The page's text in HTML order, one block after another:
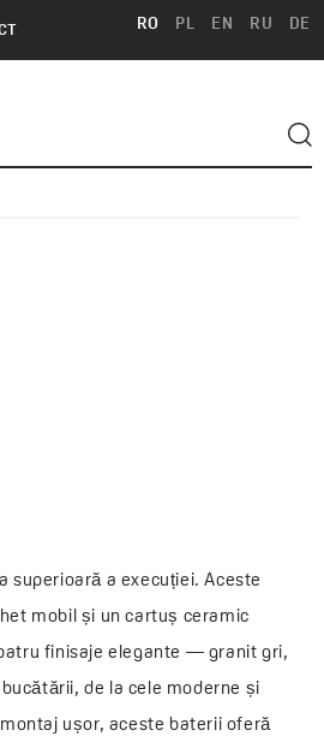
RO PL EN RU DE
superioară a execuției. Aceste
mobil și un cartuș ceramic
finisaje elegante — granit gri,
de la cele moderne și
ușor, aceste baterii oferă